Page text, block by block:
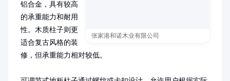
张家港和诺木业有限公司
铝合金，具有较高
的承重能力和耐用
性。木质柱子则更
适合复古风格的装
修，但承重能力相对较低。